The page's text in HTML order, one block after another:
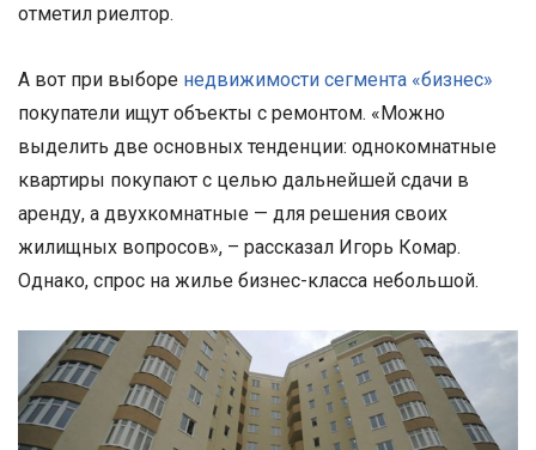
отметил риелтор.
А вот при выборе недвижимости сегмента «бизнес»
покупатели ищут объекты с ремонтом. «Можно
выделить две основных тенденции: однокомнатные
квартиры покупают с целью дальнейшей сдачи в
аренду, а двухкомнатные — для решения своих
жилищных вопросов», – рассказал Игорь Комар.
Однако, спрос на жилье бизнес-класса небольшой.